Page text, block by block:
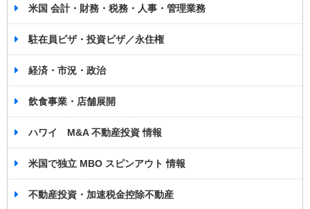
米国 会計・財務・税務・人事・管理業務
駐在員ビザ・投資ビザ／永住権
経済・市況・政治
飲食事業・店舗展開
ハワイ M&A 不動産投資 情報
米国で独立 MBO スピンアウト 情報
不動産投資・加速税金控除不動産